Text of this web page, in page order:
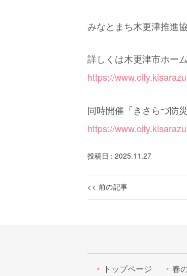
みなとまち木更津推進
詳しくは木更津市ホー
https://
同時開催「きさらづ防
https://
投稿日 : 2025.11.27
投
ゲ
<< 前の記事
15
トップページ 春